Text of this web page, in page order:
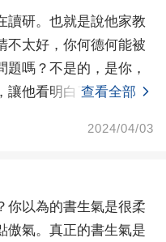
讀研。也就是說他家教
不太好，你何德何能被
題嗎？不是的，是你，
讓他看明白了現實，人
查看全部
2024/04/03
你以為的書生氣是很柔
傲氣。真正的書生氣是